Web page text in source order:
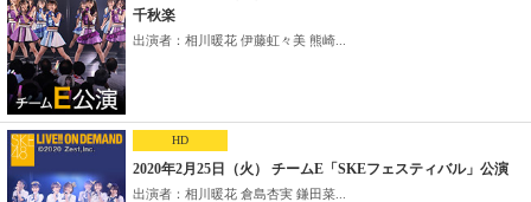
千秋楽
出演者：相川暖花 伊藤虹々美 熊崎...
HD
2020年2月25日（火） チームE「SKEフェスティバル」公演
出演者：相川暖花 倉島杏実 鎌田菜...